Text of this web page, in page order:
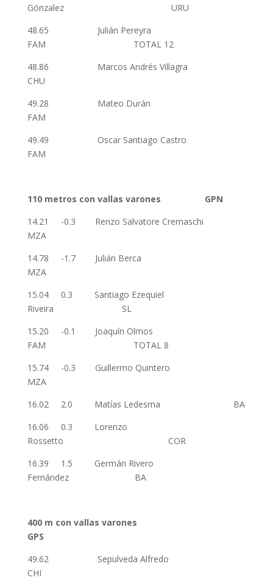
Gónzalez URU
48.65 Julián Pereyra
FAM TOTAL 12
48.86 Marcos Andrés Villagra
CHU
49.28 Mateo Durán
FAM
49.49 Oscar Santiago Castro
FAM
110 metros con vallas varones GPN
14.21 -0.3 Renzo Salvatore Cremaschi
MZA
14.78 -1.7 Julián Berca
MZA
15.04 0.3 Santiago Ezequiel
Riveira SL
15.20 -0.1 Joaquín Olmos
FAM TOTAL 8
15.74 -0.3 Guillermo Quintero
MZA
16.02 2.0 Matías Ledesma BA
16.06 0.3 Lorenzo
Rossetto COR
16.39 1.5 Germán Rivero
Fernández BA
400 m con vallas varones
GPS
49.62 Sepulveda Alfredo
CHI